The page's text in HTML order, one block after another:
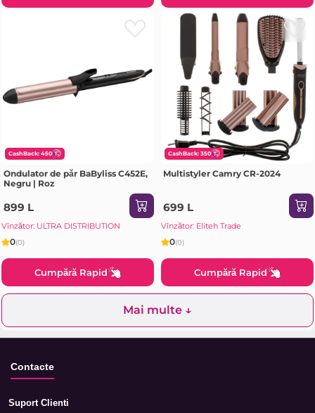
CashBack: 450
Ondulator de păr BaByliss C452E,
Negru | Roz
899 L
Vînzător: ULTRA DISTRIBUTION
0(0)
Cumpără Rapid
CashBack: 350
Multistyler Camry CR-2024
699 L
Vînzător: Eliteh Trade
0(0)
Cumpără Rapid
Mai multe ↓
Contacte
Suport Clienti